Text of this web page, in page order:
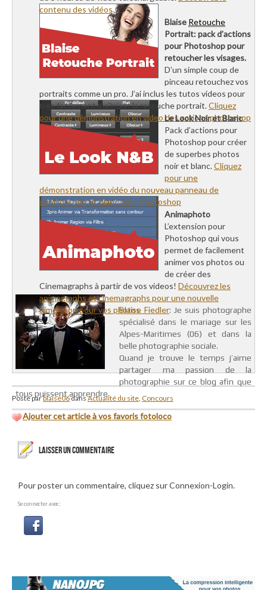
contenu des vidéos
Blaise Retouche
Portrait: pack d’actions
pour Photoshop pour
retoucher les visages.
D’un simple coup de
pinceau retouchez vos
portraits comme un pro. J’ai inclus les tutos videos pour
très facilement maîtriser la retouche portrait.Cliquez
pour une démonstration en video des actions photoshop
Le Look Noir et Blanc
Pack d’actions pour
Photoshop pour créer
de superbes photos
noir et blanc.Cliquez
pour une
démonstration en vidéo du nouveau panneau de
contrôle noir et blanc pour Photoshop
Animaphoto
L’extension pour
Photoshop qui vous
permet de facilement
animer vos photos ou
de créer des
Cinemagraphs à partir de vos videos! Découvrez les
animagraphs et cinemagraphs pour une nouvelle
dimension pour vos photosBlaise Fiedler: Je suis photographe
spécialisé dans le mariage sur les
Alpes-Maritimes (06) et dans la
belle photographie sociale.
Quand je trouve le temps j’aime
partager ma passion de la
photographie sur ce blog afin que
tous puissent apprendre.
Posté parblaise06dansActualité du site Concours
Ajouter cet article à vos favoris fotoloco
LAISSER UN COMMENTAIRE
Pour poster un commentaire, cliquez sur Connexion-Login.
Se connecter avec: